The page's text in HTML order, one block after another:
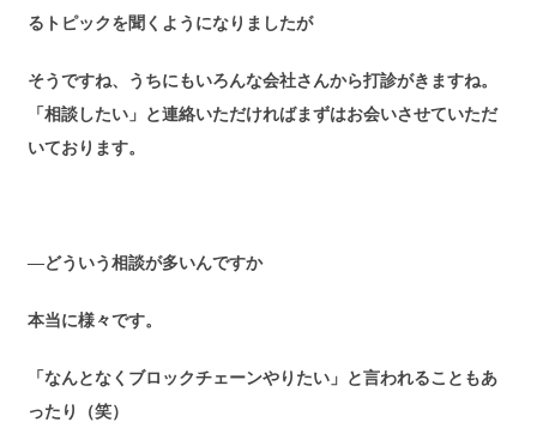
るトピックを聞くようになりましたが
そうですね、うちにもいろんな会社さんから打診がきますね。
「相談したい」と連絡いただければまずはお会いさせていただ
いております。
―どういう相談が多いんですか
本当に様々です。
「なんとなくブロックチェーンやりたい」と言われることもあ
ったり（笑）